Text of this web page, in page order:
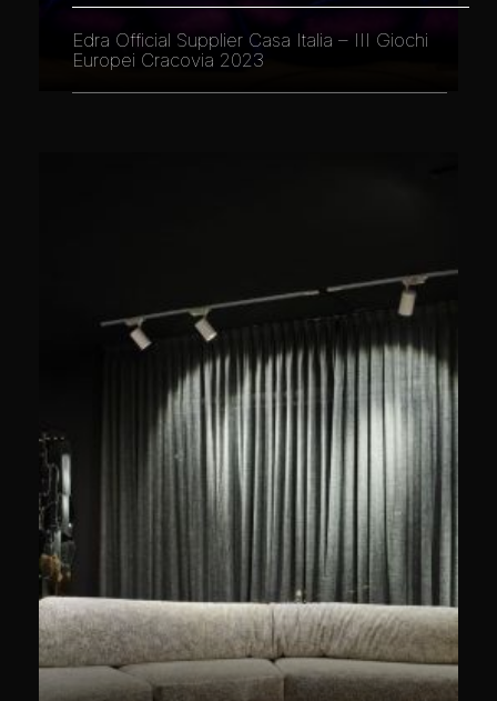
Edra Official Supplier Casa Italia – III Giochi
Europei Cracovia 2023